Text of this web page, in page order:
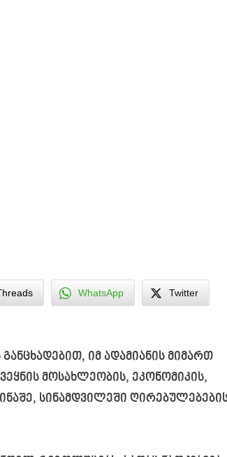
WhatsApp Twitter
იმ ადამიანის მიმართ
მოსახლეობის, ეკონომიკის,
სინამდვილეში